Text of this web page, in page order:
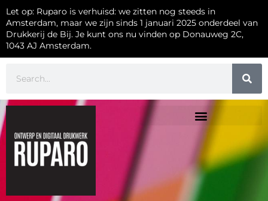
Let op: Ruparo is verhuisd: we zitten nog steeds in
Amsterdam, maar we zijn sinds 1 januari 2025 onderdeel van
Drukkerij de Bij. Je kunt ons nu vinden op Donauweg 2C,
1043 AJ Amsterdam.